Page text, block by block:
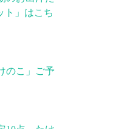
ト」はこち
のこ」ご予